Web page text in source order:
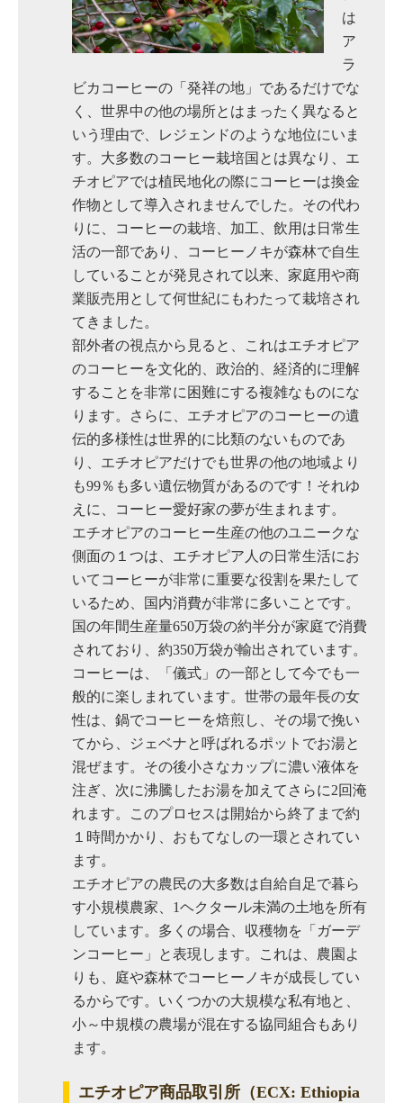
は
ア
ラ
ビカコーヒーの「発祥の地」であるだけでな
く、世界中の他の場所とはまったく異なると
いう理由で、レジェンドのような地位にいま
す。大多数のコーヒー栽培国とは異なり、エ
チオピアでは植民地化の際にコーヒーは換金
作物として導入されませんでした。その代わ
りに、コーヒーの栽培、加工、飲用は日常生
活の一部であり、コーヒーノキが森林で自生
していることが発見されて以来、家庭用や商
業販売用として何世紀にもわたって栽培され
てきました。
部外者の視点から見ると、これはエチオピア
のコーヒーを文化的、政治的、経済的に理解
することを非常に困難にする複雑なものにな
ります。さらに、エチオピアのコーヒーの遺
伝的多様性は世界的に比類のないものであ
り、エチオピアだけでも世界の他の地域より
も99％も多い遺伝物質があるのです！それゆ
えに、コーヒー愛好家の夢が生まれます。
エチオピアのコーヒー生産の他のユニークな
側面の１つは、エチオピア人の日常生活にお
いてコーヒーが非常に重要な役割を果たして
いるため、国内消費が非常に多いことです。
国の年間生産量650万袋の約半分が家庭で消費
されており、約350万袋が輸出されています。
コーヒーは、「儀式」の一部として今でも一
般的に楽しまれています。世帯の最年長の女
性は、鍋でコーヒーを焙煎し、その場で挽い
てから、ジェベナと呼ばれるポットでお湯と
混ぜます。その後小さなカップに濃い液体を
注ぎ、次に沸騰したお湯を加えてさらに2回淹
れます。このプロセスは開始から終了まで約
１時間かかり、おもてなしの一環とされてい
ます。
エチオピアの農民の大多数は自給自足で暮ら
す小規模農家、1ヘクタール未満の土地を所有
しています。多くの場合、収穫物を「ガーデ
ンコーヒー」と表現します。これは、農園よ
りも、庭や森林でコーヒーノキが成長してい
るからです。いくつかの大規模な私有地と、
小～中規模の農場が混在する協同組合もあり
ます。
エチオピア商品取引所（ECX: Ethiopia